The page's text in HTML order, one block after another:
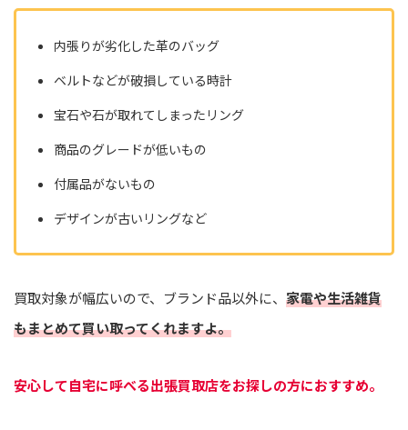
内張りが劣化した革のバッグ
ベルトなどが破損している時計
宝石や石が取れてしまったリング
商品のグレードが低いもの
付属品がないもの
デザインが古いリングなど
買取対象が幅広いので、ブランド品以外に、 家電や生活雑貨
もまとめて買い取ってくれますよ。
安心して自宅に呼べる出張買取店をお探しの方におすすめ。